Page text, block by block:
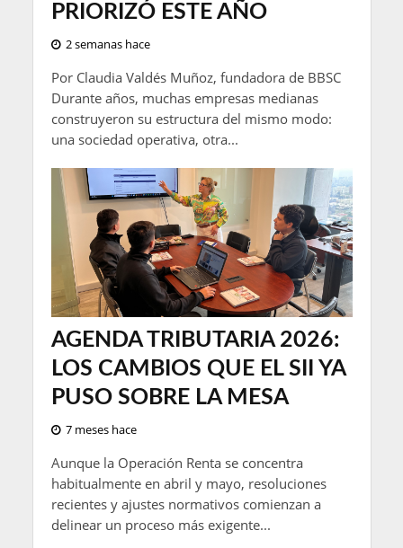
PRIORIZÓ ESTE AÑO
2 semanas hace
Por Claudia Valdés Muñoz, fundadora de BBSC
Durante años, muchas empresas medianas
construyeron su estructura del mismo modo:
una sociedad operativa, otra...
AGENDA TRIBUTARIA 2026:
LOS CAMBIOS QUE EL SII YA
PUSO SOBRE LA MESA
7 meses hace
Aunque la Operación Renta se concentra
habitualmente en abril y mayo, resoluciones
recientes y ajustes normativos comienzan a
delinear un proceso más exigente...